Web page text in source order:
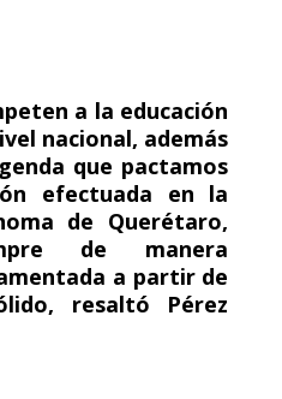
a la educación
nacional, además
que pactamos
efectuada en la
de Querétaro,
de manera
a partir de
resaltó Pérez